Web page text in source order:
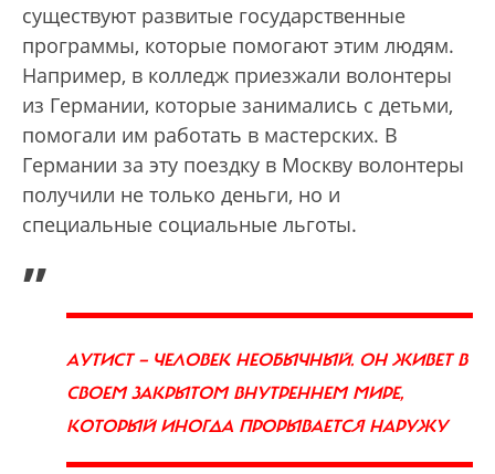
существуют развитые государственные
программы, которые помогают этим людям.
Например, в колледж приезжали волонтеры
из Германии, которые занимались с детьми,
помогали им работать в мастерских. В
Германии за эту поездку в Москву волонтеры
получили не только деньги, но и
специальные социальные льготы.
„
АУТИСТ — ЧЕЛОВЕК НЕОБЫЧНЫЙ. ОН ЖИВЕТ В
СВОЕМ ЗАКРЫТОМ ВНУТРЕННЕМ МИРЕ,
КОТОРЫЙ ИНОГДА ПРОРЫВАЕТСЯ НАРУЖУ